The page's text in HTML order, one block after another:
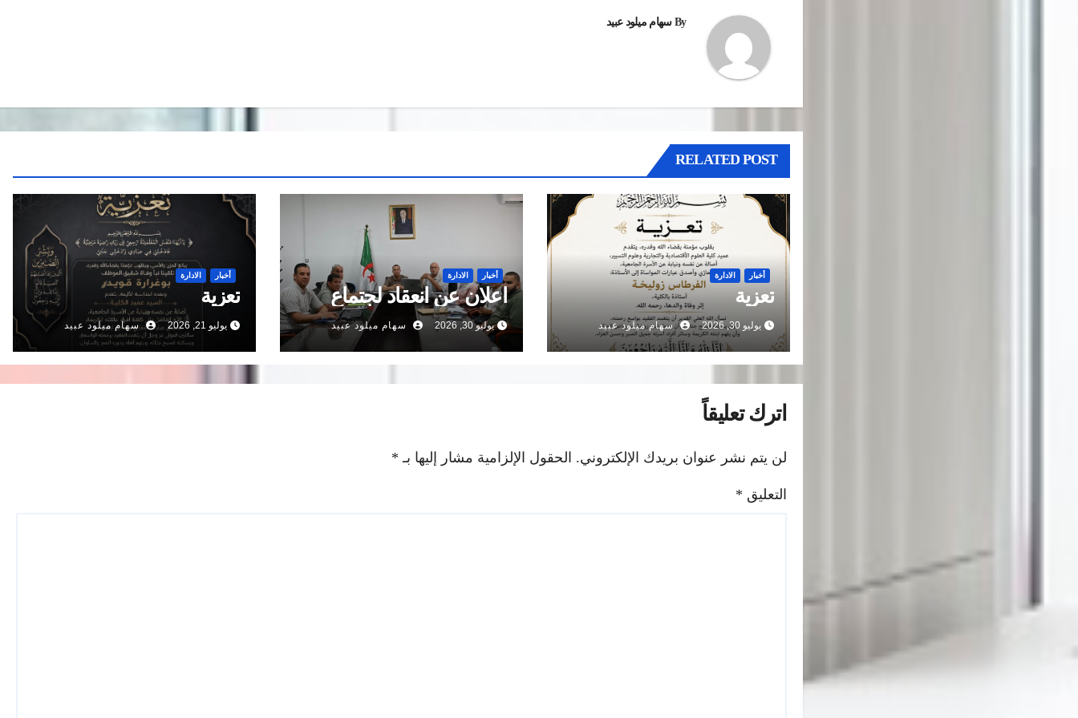
By سهام ميلود عبيد
RELATED POST
أخبار الادارة
تعزية
يوليو 30, 2026 سهام ميلود عبيد
أخبار الادارة
اعلان عن انعقاد لجتماع
يوليو 30, 2026 سهام ميلود عبيد
أخبار الادارة
تعزية
يوليو 21, 2026 سهام ميلود عبيد
اترك تعليقاً
لن يتم نشر عنوان بريدك الإلكتروني. الحقول الإلزامية مشار إليها بـ *
التعليق *